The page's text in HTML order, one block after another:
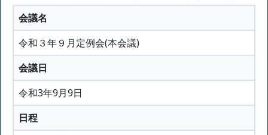
会議名
令和３年９月定例会(本会議)
会議日
令和3年9月9日
日程